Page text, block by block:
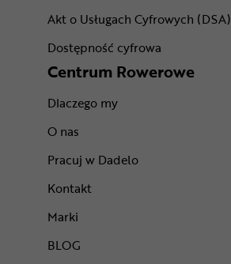
Akt o Usługach Cyfrowych (DSA)
Dostępność cyfrowa
Centrum Rowerowe
Dlaczego my
O nas
Pracuj w Dadelo
Kontakt
Marki
BLOG